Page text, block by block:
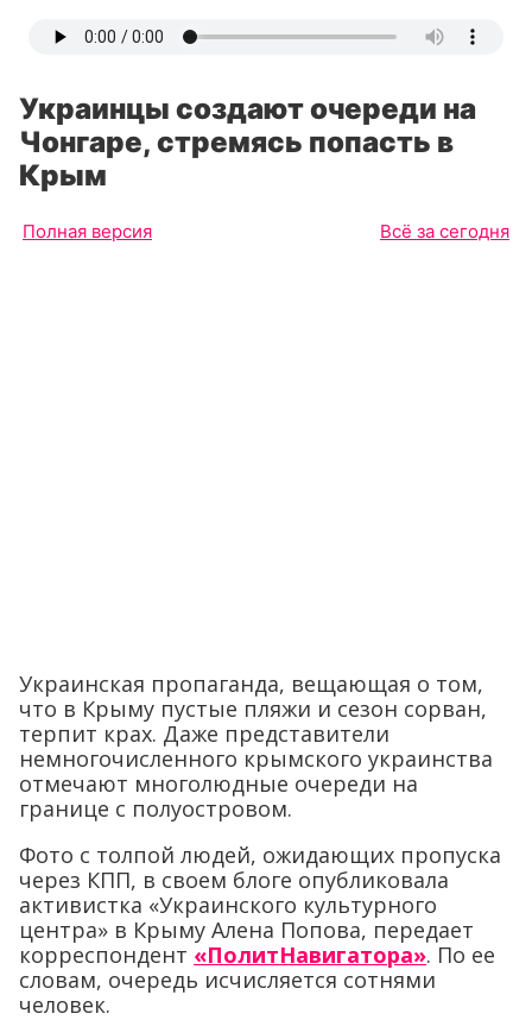
Украинцы создают очереди на
Чонгаре, стремясь попасть в
Крым
Полная версия Всё за сегодня
Украинская пропаганда, вещающая о том,
что в Крыму пустые пляжи и сезон сорван,
терпит крах. Даже представители
немногочисленного крымского украинства
отмечают многолюдные очереди на
границе с полуостровом.
Фото с толпой людей, ожидающих пропуска
через КПП, в своем блоге опубликовала
активистка «Украинского культурного
центра» в Крыму Алена Попова, передает
корреспондент «ПолитНавигатора». По ее
словам, очередь исчисляется сотнями
человек.